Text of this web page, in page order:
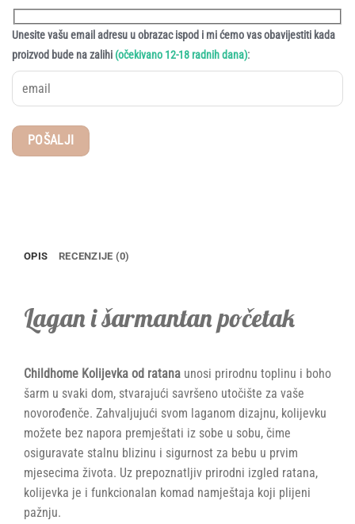
Unesite vašu email adresu u obrazac ispod i mi ćemo vas obavijestiti kada
proizvod bude na zalihi (očekivano 12-18 radnih dana):
OPIS RECENZIJE (0)
Lagan i šarmantan početak
Childhome Kolijevka od ratana unosi prirodnu toplinu i boho
šarm u svaki dom, stvarajući savršeno utočište za vaše
novorođenče. Zahvaljujući svom laganom dizajnu, kolijevku
možete bez napora premještati iz sobe u sobu, čime
osiguravate stalnu blizinu i sigurnost za bebu u prvim
mjesecima života. Uz prepoznatljiv prirodni izgled ratana,
kolijevka je i funkcionalan komad namještaja koji plijeni
pažnju.